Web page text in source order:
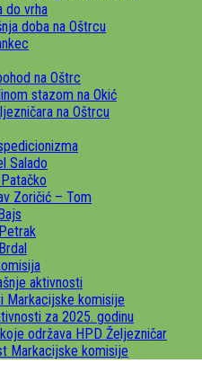
do vrha
doba na Oštrcu
na Oštrc
stazom na Okić
na Oštrcu
Salado
Zoričić – Tom
aktivnosti
Markacijske komisije
za 2025. godinu
održava HPD Željezničar
Markacijske komisije